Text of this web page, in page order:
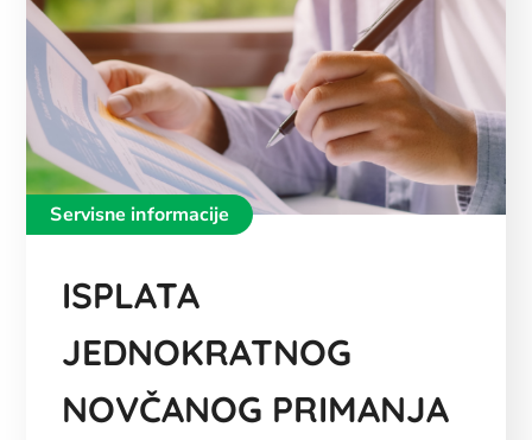
Servisne informacije
ISPLATA
JEDNOKRATNOG
NOVČANOG PRIMANJA